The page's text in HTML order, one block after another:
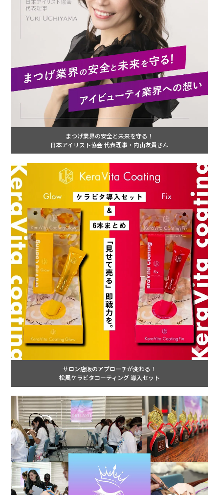
まつげ業界の安全と未来を守る！
日本アイリスト協会 代表理事・内山友貴さん
サロン店販のアプローチが変わる！
松風ケラビタコーティング 導入セット